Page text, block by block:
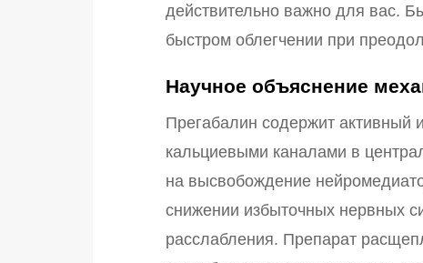
действительно важно для вас.
быстром облегчении при
Научное объяснение
Прегабалин содержит активный
кальциевыми каналами в
на высвобождение
снижении избыточных нервных
расслабления. Препарат